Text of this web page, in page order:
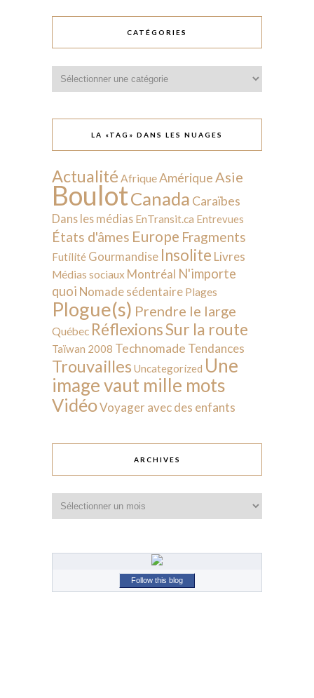
CATÉGORIES
LA «TAG» DANS LES NUAGES
Actualité AfriqueAmérique Asie
BoulotCanada Caraïbes
Dans les médias EnTransit.ca Entrevues
États d'âmes Europe Fragments
Futilité Gourmandise Insolite Livres
Médias sociaux Montréal N'importe
quoi Nomade sédentaire Plages
Plogue(s) Prendre le large
Québec RéflexionsSur la route
Taïwan 2008 Technomade Tendances
Trouvailles Uncategorized Une
image vaut mille mots
VidéoVoyager avec des enfants
ARCHIVES
Follow this blog